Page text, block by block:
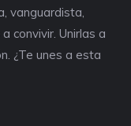
vanguardista,
convivir. Unirlas a
¿Te unes a esta